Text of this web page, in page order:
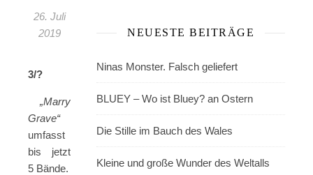
26. Juli
2019
3/?
„Marry
Grave“
umfasst
bis jetzt
5 Bände.
NEUESTE BEITRÄGE
Ninas Monster. Falsch geliefert
BLUEY – Wo ist Bluey? an Ostern
Die Stille im Bauch des Wales
Kleine und große Wunder des Weltalls